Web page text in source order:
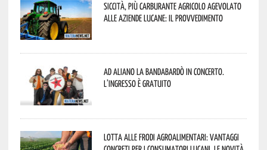
Siccità, più carburante agricolo agevolato
alle aziende lucane: il provvedimento
Ad Aliano la Bandabardò in concerto.
L’ingresso è gratuito
Lotta alle frodi agroalimentari: vantaggi